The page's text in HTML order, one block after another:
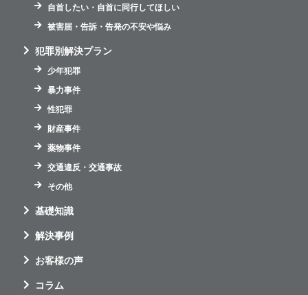
自首したい・自首に同行してほしい
被害届・告訴・告発の不安や悩み
犯罪別解決プラン
少年犯罪
暴力事件
性犯罪
財産事件
薬物事件
交通違反・交通事故
その他
基礎知識
解決事例
お客様の声
コラム